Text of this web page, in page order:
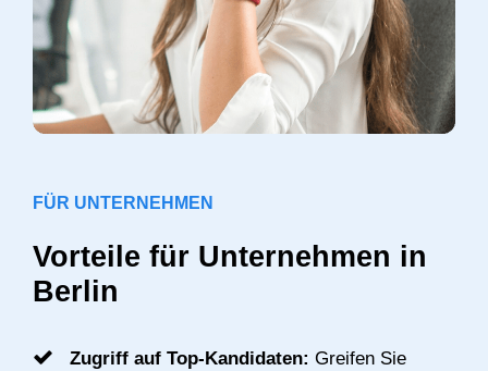
FÜR UNTERNEHMEN
Vorteile für Unternehmen in
Berlin
Zugriff auf Top-Kandidaten: Greifen Sie